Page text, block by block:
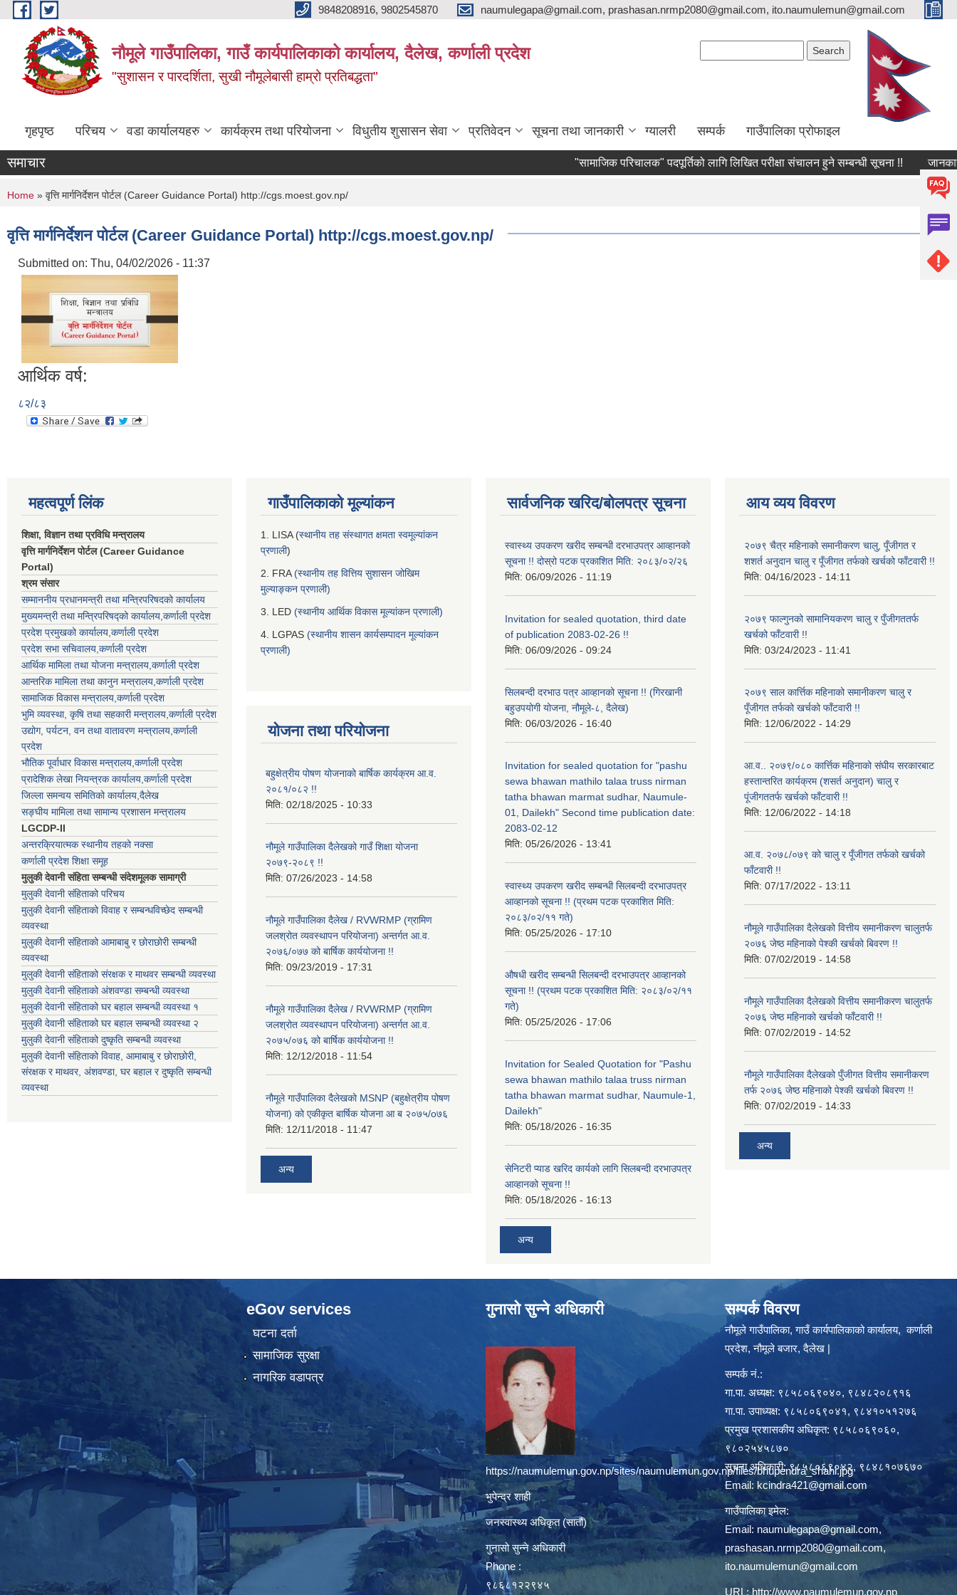
Skip to main content 9848208916, 9802545870 naumulegapa@gmail.com, prashasan.nrmp2080@gmail.com, ito.naumulemun@gmail.com
नौमूले गाउँपालिका, गाउँ कार्यपालिकाको कार्यालय, दैलेख, कर्णाली प्रदेश
"सुशासन र पारदर्शिता, सुखी नौमूलेबासी हाम्रो प्रतिबद्धता"
गृहपृष्ठ परिचय वडा कार्यालयहरु कार्यक्रम तथा परियोजना विधुतीय शुसासन सेवा प्रतिवेदन सूचना तथा जानकारी ग्यालरी सम्पर्क गाउँपालिका प्रोफाइल
समाचार "सामाजिक परिचालक" पदपूर्तिको लागि लिखित परीक्षा संचालन हुने सम्बन्धी सूचना !! जानकारी
You are here
Home » वृत्ति मार्गनिर्देशन पोर्टल (Career Guidance Portal) http://cgs.moest.gov.np/
वृत्ति मार्गनिर्देशन पोर्टल (Career Guidance Portal) http://cgs.moest.gov.np/
Submitted on: Thu, 04/02/2026 - 11:37
आर्थिक वर्ष:
८२/८३
महत्वपूर्ण लिंक
शिक्षा, विज्ञान तथा प्रविधि मन्त्रालय
वृत्ति मार्गनिर्देशन पोर्टल (Career Guidance
Portal)
श्रम संसार
सम्माननीय प्रधानमन्त्री तथा मन्त्रिपरिषद‌को कार्यालय
मुख्यमन्त्री तथा मन्त्रिपरिषद्को कार्यालय,कर्णाली प्रदेश
प्रदेश प्रमुखको कार्यालय,कर्णाली प्रदेश
प्रदेश सभा सचिवालय,कर्णाली प्रदेश
आर्थिक मामिला तथा योजना मन्त्रालय,कर्णाली प्रदेश
आन्तरिक मामिला तथा कानुन मन्त्रालय,कर्णाली प्रदेश
सामाजिक विकास मन्त्रालय,कर्णाली प्रदेश
भुमि व्यवस्था, कृषि तथा सहकारी मन्त्रालय,कर्णाली प्रदेश
उद्योग, पर्यटन, वन तथा वातावरण मन्त्रालय,कर्णाली
प्रदेश
भौतिक पूर्वाधार विकास मन्त्रालय,कर्णाली प्रदेश
प्रादेशिक लेखा नियन्त्रक कार्यालय,कर्णाली प्रदेश
जिल्ला समन्वय समितिको कार्यालय,दैलेख
सङ्घीय मामिला तथा सामान्य प्रशासन मन्त्रालय
LGCDP-II
अन्तरक्रियात्मक स्थानीय तहको नक्सा
कर्णाली प्रदेश शिक्षा समूह
मुलुकी देवानी संहिता सम्बन्धी संदेशमूलक सामाग्री
मुलुकी देवानी संहिताको परिचय
मुलुकी देवानी संहिताको विवाह र सम्बन्धविच्छेद सम्बन्धी
व्यवस्था
मुलुकी देवानी संहिताको आमाबाबु र छोराछोरी सम्बन्धी
व्यवस्था
मुलुकी देवानी संहिताको संरक्षक र माथवर सम्बन्धी व्यवस्था
मुलुकी देवानी संहिताको अंशवण्डा सम्बन्धी व्यवस्था
मुलुकी देवानी संहिताको घर बहाल सम्बन्धी व्यवस्था १
मुलुकी देवानी संहिताको घर बहाल सम्बन्धी व्यवस्था २
मुलुकी देवानी संहिताको दुष्कृति सम्बन्धी व्यवस्था
मुलुकी देवानी संहिताको विवाह, आमाबाबु र छोराछोरी,
संरक्षक र माथवर, अंशवण्डा, घर बहाल र दुष्कृति सम्बन्धी
व्यवस्था
गाउँपालिकाको मूल्यांकन
1. LISA (स्थानीय तह संस्थागत क्षमता स्वमूल्यांकन
प्रणाली)
2. FRA (स्थानीय तह वित्तिय सुशासन जोखिम
मुल्याङ्कन प्रणाली)
3. LED (स्थानीय आर्थिक विकास मूल्यांकन प्रणाली)
4. LGPAS (स्थानीय शासन कार्यसम्पादन मूल्यांकन
प्रणाली)
योजना तथा परियोजना
बहुक्षेत्रीय पोषण योजनाको बार्षिक कार्यक्रम आ.व.
२०८१/०८२ !!
मिति: 02/18/2025 - 10:33
नौमूले गाउँपालिका दैलेखको गाउँ शिक्षा योजना
२०७९-२०८९ !!
मिति: 07/26/2023 - 14:58
नौमूले गाउँपालिका दैलेख / RVWRMP (ग्रामिण
जलश्रोत व्यवस्थापन परियोजना) अन्तर्गत आ.व.
२०७६/०७७ को बार्षिक कार्ययोजना !!
मिति: 09/23/2019 - 17:31
नौमूले गाउँपालिका दैलेख / RVWRMP (ग्रामिण
जलश्रोत व्यवस्थापन परियोजना) अन्तर्गत आ.व.
२०७५/०७६ को बार्षिक कार्ययोजना !!
मिति: 12/12/2018 - 11:54
नौमूले गाउँपालिका दैलेखको MSNP (बहुक्षेत्रीय पोषण
योजना) को एकीकृत बार्षिक योजना आ ब २०७५/o७६
मिति: 12/11/2018 - 11:47
अन्य
सार्वजनिक खरिद/बोलपत्र सूचना
स्वास्थ्य उपकरण खरीद सम्बन्धी दरभाउपत्र आव्हानको
सूचना !! दोस्रो पटक प्रकाशित मिति: २०८३/०२/२६
मिति: 06/09/2026 - 11:19
Invitation for sealed quotation, third date
of publication 2083-02-26 !!
मिति: 06/09/2026 - 09:24
सिलबन्दी दरभाउ पत्र आव्हानको सूचना !! (गिरखानी
बहुउपयोगी योजना, नौमूले-८, दैलेख)
मिति: 06/03/2026 - 16:40
Invitation for sealed quotation for "pashu
sewa bhawan mathilo talaa truss nirman
tatha bhawan marmat sudhar, Naumule-
01, Dailekh" Second time publication date:
2083-02-12
मिति: 05/26/2026 - 13:41
स्वास्थ्य उपकरण खरीद सम्बन्धी सिलबन्दी दरभाउपत्र
आव्हानको सूचना !! (प्रथम पटक प्रकाशित मिति:
२०८३/०२/११ गते)
मिति: 05/25/2026 - 17:10
औषधी खरीद सम्बन्धी सिलबन्दी दरभाउपत्र आव्हानको
सूचना !! (प्रथम पटक प्रकाशित मिति: २०८३/०२/११
गते)
मिति: 05/25/2026 - 17:06
Invitation for Sealed Quotation for "Pashu
sewa bhawan mathilo talaa truss nirman
tatha bhawan marmat sudhar, Naumule-1,
Dailekh"
मिति: 05/18/2026 - 16:35
सेनिटरी प्याड खरिद कार्यको लागि सिलबन्दी दरभाउपत्र
आव्हानको सूचना !!
मिति: 05/18/2026 - 16:13
अन्य
आय व्यय विवरण
२०७९ चैत्र महिनाको समानीकरण चालु, पूँजीगत र
शशर्त अनुदान चालु र पूँजीगत तर्फको खर्चको फाँटवारी !!
मिति: 04/16/2023 - 14:11
२०७९ फाल्गुनको सामानियकरण चालु र पुँजीगततर्फ
खर्चको फाँटवारी !!
मिति: 03/24/2023 - 11:41
२०७९ साल कार्त्तिक महिनाको समानीकरण चालु र
पूँजीगत तर्फको खर्चको फाँटवारी !!
मिति: 12/06/2022 - 14:29
आ.व.. २०७९/०८० कार्त्तिक महिनाको संघीय सरकारबाट
हस्तान्तरित कार्यक्रम (शसर्त अनुदान) चालु र
पूंजीगततर्फ खर्चको फाँटवारी !!
मिति: 12/06/2022 - 14:18
आ.व. २०७८/०७९ को चालु र पूँजीगत तर्फको खर्चको
फाँटवारी !!
मिति: 07/17/2022 - 13:11
नौमूले गाउँपालिका दैलेखको वित्तीय समानीकरण चालुतर्फ
२०७६ जेष्ठ महिनाको पेश्की खर्चको बिवरण !!
मिति: 07/02/2019 - 14:58
नौमूले गाउँपालिका दैलेखको वित्तीय समानीकरण चालुतर्फ
२०७६ जेष्ठ महिनाको खर्चको फाँटवारी !!
मिति: 07/02/2019 - 14:52
नौमूले गाउँपालिका दैलेखको पुँजीगत वित्तीय समानीकरण
तर्फ २०७६ जेष्ठ महिनाको पेश्की खर्चको बिवरण !!
मिति: 07/02/2019 - 14:33
अन्य
eGov services
घटना दर्ता
सामाजिक सुरक्षा
नागरिक वडापत्र
गुनासो सुन्ने अधिकारी
https://naumulemun.gov.np/sites/naumulemun.gov.np/files/bhupendra_shahi.jpg
भुपेन्द्र शाही
जनस्वास्थ्य अधिकृत (सातौं)
गुनासो सुन्ने अधिकारी
Phone :
९८६८१२२९४५
सम्पर्क विवरण
नौमूले गाउँपालिका, गाउँ कार्यपालिकाको कार्यालय, कर्णाली
प्रदेश, नौमूले बजार, दैलेख |
सम्पर्क नं.:
गा.पा. अध्यक्ष: ९८५८०६९०४०, ९८४८२०८९१६
गा.पा. उपाध्यक्ष: ९८५८०६९०४१, ९८४१०५१२७६
प्रमुख प्रशासकीय अधिकृत: ९८५८०६९०६०,
९८०२५४५८७०
सूचना अधिकारी: ९८५८०६९०४२, ९८४८१०७६७०
Email:kcindra421@gmail.com
गाउँपालिका इमेल:
Email: naumulegapa@gmail.com,
prashasan.nrmp2080@gmail.com,
ito.naumulemun@gmail.com
URL:http://www.naumulemun.gov.np